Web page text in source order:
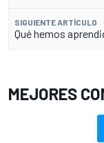
SIGUIENTE ARTÍCULO
Qué hemos
MEJORES